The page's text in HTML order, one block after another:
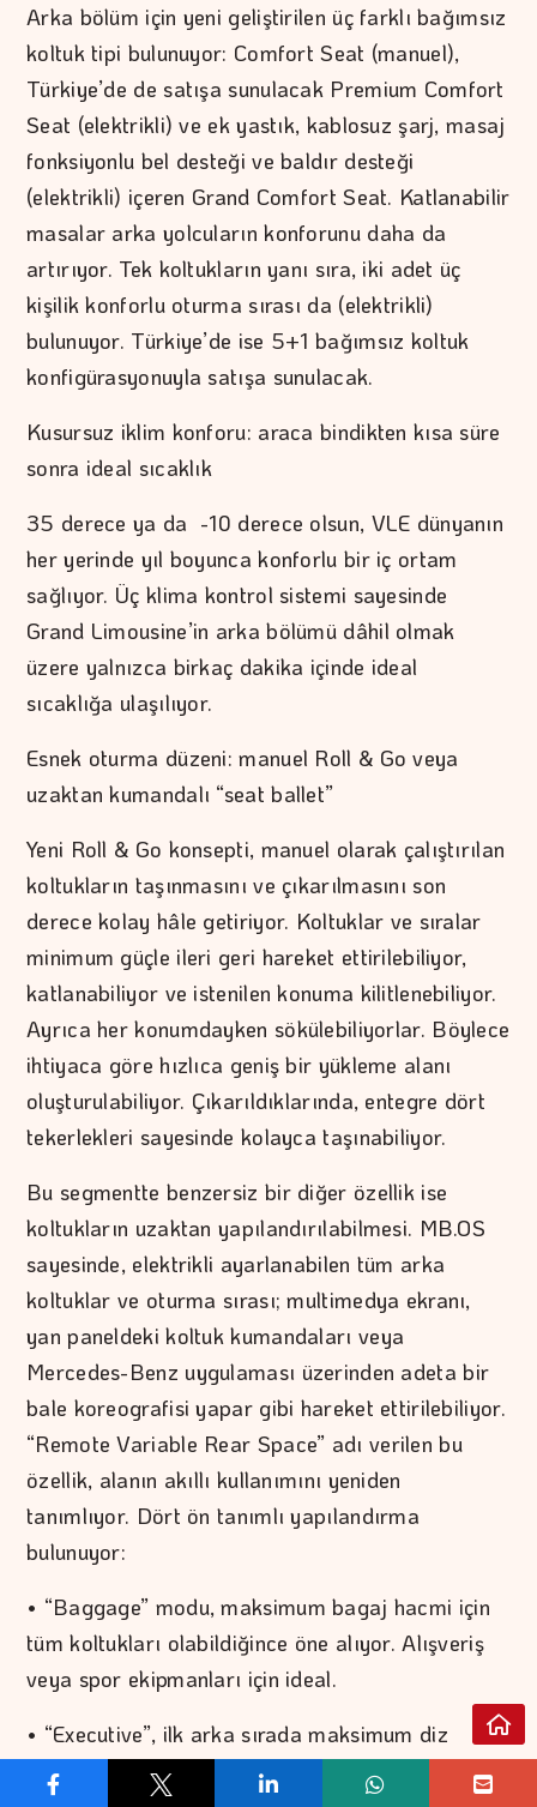
Arka bölüm için yeni geliştirilen üç farklı bağımsız
koltuk tipi bulunuyor: Comfort Seat (manuel),
Türkiye’de de satışa sunulacak Premium Comfort
Seat (elektrikli) ve ek yastık, kablosuz şarj, masaj
fonksiyonlu bel desteği ve baldır desteği
(elektrikli) içeren Grand Comfort Seat. Katlanabilir
masalar arka yolcuların konforunu daha da
artırıyor. Tek koltukların yanı sıra, iki adet üç
kişilik konforlu oturma sırası da (elektrikli)
bulunuyor. Türkiye’de ise 5+1 bağımsız koltuk
konfigürasyonuyla satışa sunulacak.
Kusursuz iklim konforu: araca bindikten kısa süre
sonra ideal sıcaklık
35 derece ya da -10 derece olsun, VLE dünyanın
her yerinde yıl boyunca konforlu bir iç ortam
sağlıyor. Üç klima kontrol sistemi sayesinde
Grand Limousine’in arka bölümü dâhil olmak
üzere yalnızca birkaç dakika içinde ideal
sıcaklığa ulaşılıyor.
Esnek oturma düzeni: manuel Roll & Go veya
uzaktan kumandalı “seat ballet”
Yeni Roll & Go konsepti, manuel olarak çalıştırılan
koltukların taşınmasını ve çıkarılmasını son
derece kolay hâle getiriyor. Koltuklar ve sıralar
minimum güçle ileri geri hareket ettirilebiliyor,
katlanabiliyor ve istenilen konuma kilitlenebiliyor.
Ayrıca her konumdayken sökülebiliyorlar. Böylece
ihtiyaca göre hızlıca geniş bir yükleme alanı
oluşturulabiliyor. Çıkarıldıklarında, entegre dört
tekerlekleri sayesinde kolayca taşınabiliyor.
Bu segmentte benzersiz bir diğer özellik ise
koltukların uzaktan yapılandırılabilmesi. MB.OS
sayesinde, elektrikli ayarlanabilen tüm arka
koltuklar ve oturma sırası; multimedya ekranı,
yan paneldeki koltuk kumandaları veya
Mercedes-Benz uygulaması üzerinden adeta bir
bale koreografisi yapar gibi hareket ettirilebiliyor.
“Remote Variable Rear Space” adı verilen bu
özellik, alanın akıllı kullanımını yeniden
tanımlıyor. Dört ön tanımlı yapılandırma
bulunuyor:
• “Baggage” modu, maksimum bagaj hacmi için
tüm koltukları olabildiğince öne alıyor. Alışveriş
veya spor ekipmanları için ideal.
• “Executive”, ilk arka sırada maksimum diz
mesafesi sağlamak için koltukları mümkün olan